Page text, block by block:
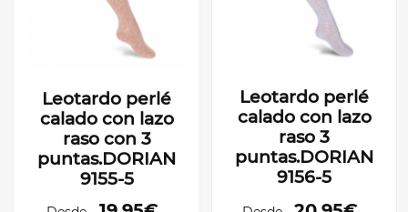
Leotardo perlé
calado con lazo
raso con 3
puntas.DORIAN
9155-5
Leotardo perlé
calado con lazo
raso 3
puntas.DORIAN
9156-5